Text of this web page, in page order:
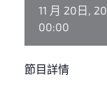
11 月 20日,
00:00
節目詳情